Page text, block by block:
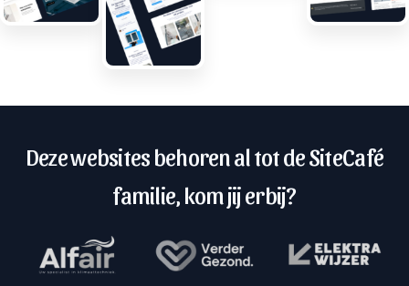
Deze websites behoren al tot de SiteCafé
familie, kom jij erbij?